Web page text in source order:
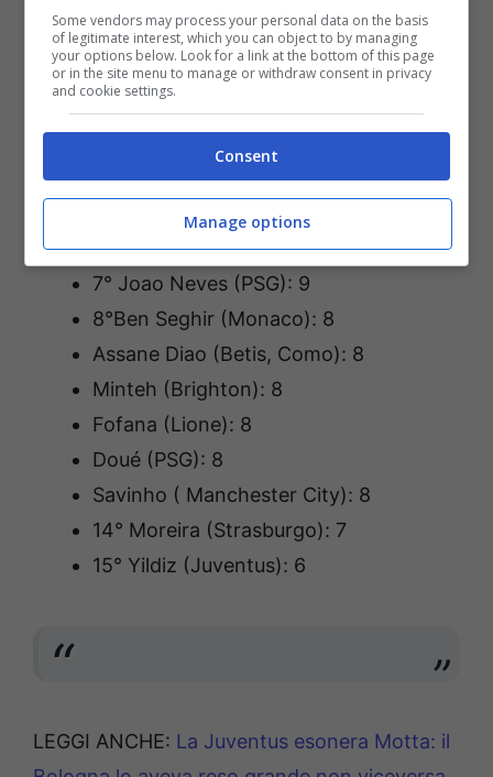
1° Lamine Yamal (Barcellona): 17
2° Castro (Bologna): 13
3° Nico Paz (Como): 12
4° Bynoe-Gittens (Borussia
Dortmund): 11
Stassin (Saint-Etienne): 11
6° Santos (Strasburgo): 10
7° Joao Neves (PSG): 9
8°Ben Seghir (Monaco): 8
Assane Diao (Betis, Como): 8
Minteh (Brighton): 8
Fofana (Lione): 8
Doué (PSG): 8
Savinho ( Manchester City): 8
14° Moreira (Strasburgo): 7
15° Yildiz (Juventus): 6
LEGGI ANCHE: La Juventus esonera Motta: il
Some vendors may process your personal data on the basis
of legitimate interest, which you can object to by managing
your options below. Look for a link at the bottom of this page
or in the site menu to manage or withdraw consent in privacy
and cookie settings.
Consent
Manage options